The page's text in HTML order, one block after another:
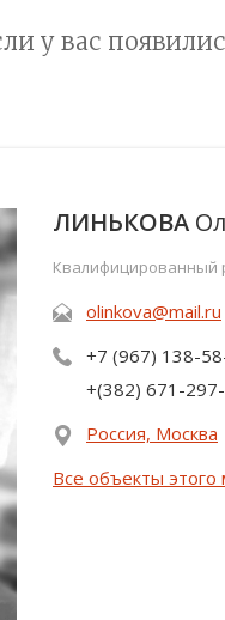
у вас
ЛИНЬКОВА
Квалифицированный
olinkova@mail.ru
+7 (967) 138-
+(382) 671-
Россия, Москва
Все объекты